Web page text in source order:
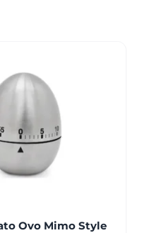
Ovo Mimo Style